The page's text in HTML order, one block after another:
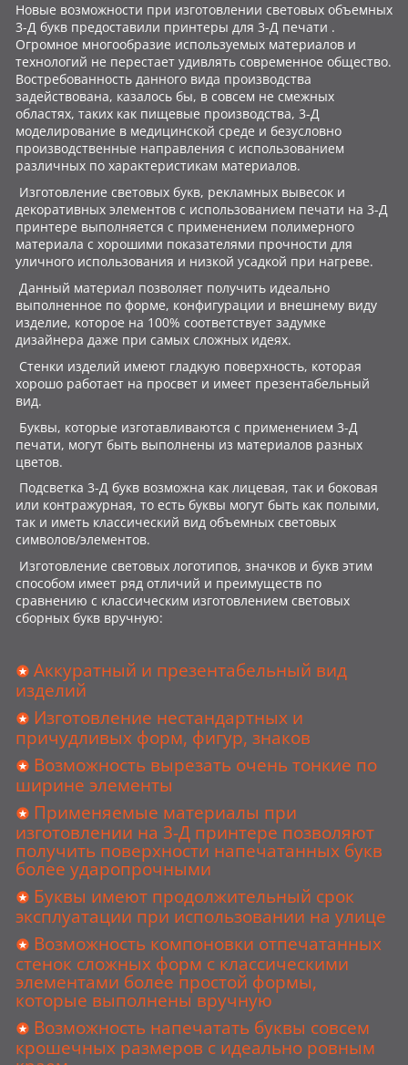
Новые возможности при изготовлении световых объемных
3-Д букв предоставили принтеры для 3-Д печати .
Огромное многообразие используемых материалов и
технологий не перестает удивлять современное общество.
Востребованность данного вида производства
задействована, казалось бы, в совсем не смежных
областях, таких как пищевые производства, 3-Д
моделирование в медицинской среде и безусловно
производственные направления с использованием
различных по характеристикам материалов.
Изготовление световых букв, рекламных вывесок и
декоративных элементов с использованием печати на 3-Д
принтере выполняется с применением полимерного
материала с хорошими показателями прочности для
уличного использования и низкой усадкой при нагреве.
Данный материал позволяет получить идеально
выполненное по форме, конфигурации и внешнему виду
изделие, которое на 100% соответствует задумке
дизайнера даже при самых сложных идеях.
Стенки изделий имеют гладкую поверхность, которая
хорошо работает на просвет и имеет презентабельный
вид.
Буквы, которые изготавливаются с применением 3-Д
печати, могут быть выполнены из материалов разных
цветов.
Подсветка 3-Д букв возможна как лицевая, так и боковая
или контражурная, то есть буквы могут быть как полыми,
так и иметь классический вид объемных световых
символов/элементов.
Изготовление световых логотипов, значков и букв этим
способом имеет ряд отличий и преимуществ по
сравнению с классическим изготовлением световых
сборных букв вручную:
Аккуратный и презентабельный вид
изделий
Изготовление нестандартных и
причудливых форм, фигур, знаков
Возможность вырезать очень тонкие по
ширине элементы
Применяемые материалы при
изготовлении на 3-Д принтере позволяют
получить поверхности напечатанных букв
более ударопрочными
Буквы имеют продолжительный срок
эксплуатации при использовании на улице
Возможность компоновки отпечатанных
стенок сложных форм с классическими
элементами более простой формы,
которые выполнены вручную
Возможность напечатать буквы совсем
крошечных размеров с идеально ровным